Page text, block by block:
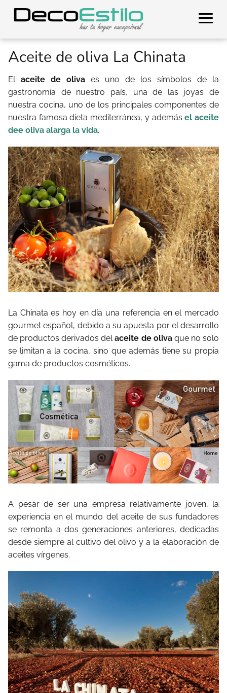
Aceite de oliva La Chinata
El aceite de oliva es uno de los símbolos de la
gastronomía de nuestro país, una de las joyas de
nuestra cocina, uno de los principales componentes de
nuestra famosa dieta mediterránea, y ademásel aceite
dee oliva alarga la vida.
La Chinata es hoy en día una referencia en el mercado
gourmet español, debido a su apuesta por el desarrollo
de productos derivados delaceite de olivaque no solo
se limitan a la cocina, sino que además tiene su propia
gama de productos cosméticos.
A pesar de ser una empresa relativamente joven, la
experiencia en el mundo del aceite de sus fundadores
se remonta a dos generaciones anteriores, dedicadas
desde siempre al cultivo del olivo y a la elaboración de
aceites vírgenes.